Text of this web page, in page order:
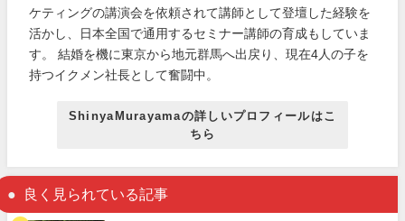
ケティングの講演会を依頼されて講師として登壇した経験を
活かし、日本全国で通用するセミナー講師の育成もしていま
す。 結婚を機に東京から地元群馬へ出戻り、現在4人の子を
持つイクメン社長として奮闘中。
ShinyaMurayamaの詳しいプロフィールはこ
ちら
良く見られている記事